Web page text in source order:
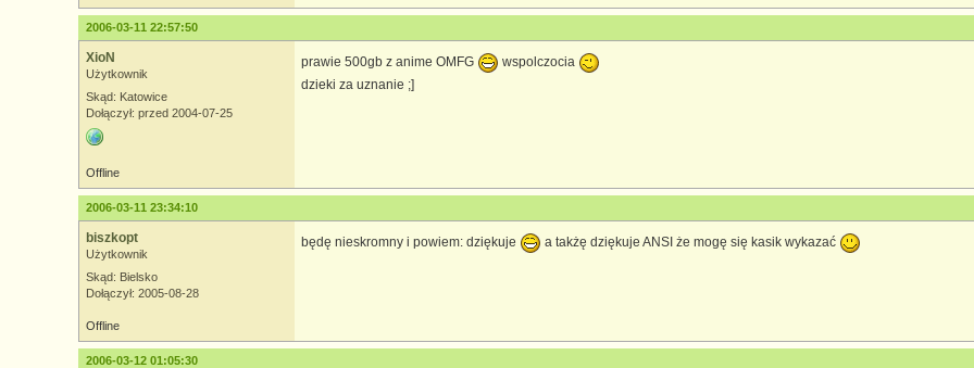
2006-03-11 22:57:50
XioN
Użytkownik
Skąd: Katowice
Dołączył: przed 2004-07-25
prawie 500gb z anime OMFG
wspolczocia
dzieki za uznanie ;]
Offline
2006-03-11 23:34:10
biszkopt
Użytkownik
Skąd: Bielsko
Dołączył: 2005-08-28
będę nieskromny i powiem: dziękuje a takżę dziękuje ANSI że mogę się kasik wykazać
Offline
2006-03-12 01:05:30